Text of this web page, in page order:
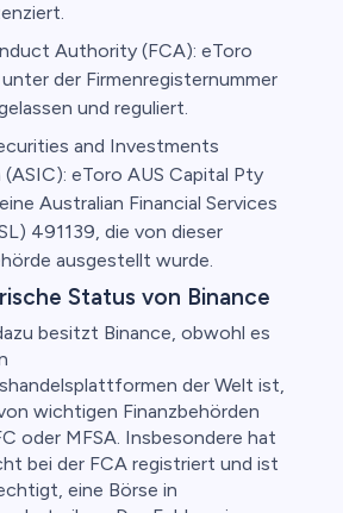
Authority (FCA): eToro
der Firmenregisternummer
und reguliert.
and Investments
eToro AUS Capital Pty
Australian Financial Services
491139, die von dieser
ausgestellt wurde.
Status von Binance
besitzt Binance, obwohl es
der Welt ist,
wichtigen Finanzbehörden
oder MFSA. Insbesondere hat
bei der FCA registriert und ist
eine Börse in